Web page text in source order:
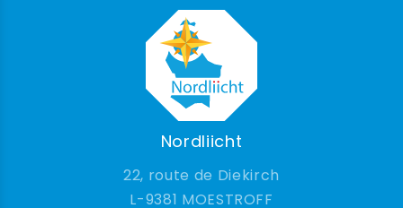
Nordliicht
22, route de Diekirch
9381 MOESTROFF